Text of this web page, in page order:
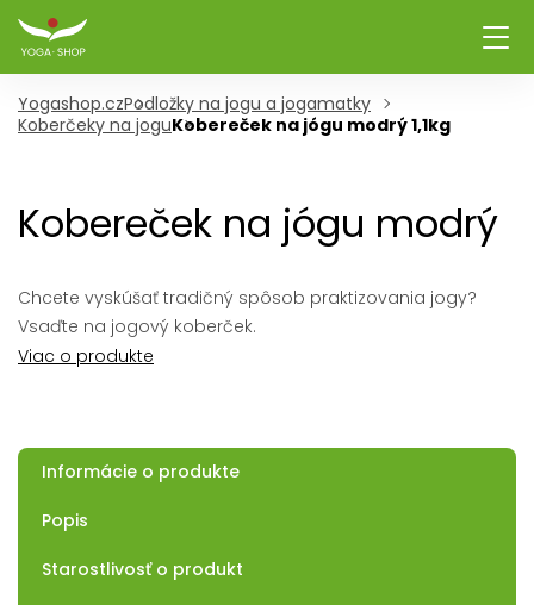
Yogashop.czPodložky na jogu a jogamatky
Koberčeky na joguKobereček na jógu modrý 1,1kg
Kobereček na jógu modrý
Chcete vyskúšať tradičný spôsob praktizovania jogy?
Vsaďte na jogový koberček.
Viac o produkte
Informácie o produkte
Popis
Starostlivosť o produkt